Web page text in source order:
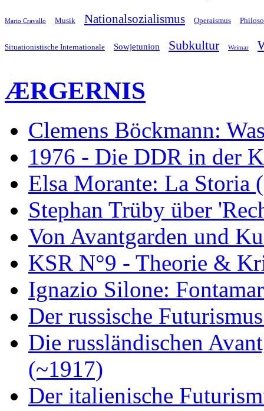
Mario Cravallo Musik Nationalsozialismus Operaismus
Situationistische Internationale Sowjetunion Subkultur Weimar
ÆRGERNIS
Clemens Böckmann:
1976 - Die DDR in der
Elsa Morante: La Storia
Stephan Trüby über
Von Avantgarden und
KSR N°9 - Theorie &
Ignazio Silone:
Der russische
Die russländischen
(~1917)
Der italienische